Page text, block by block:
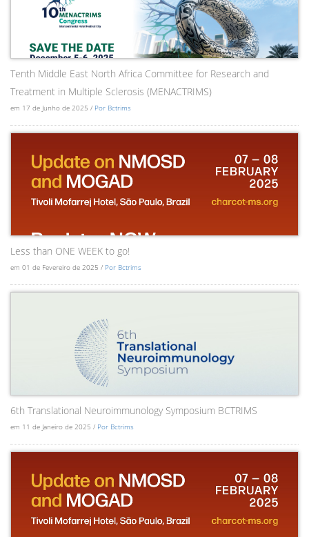
Tenth Middle East North Africa Committee for Research and
Treatment in Multiple Sclerosis (MENACTRIMS)
em 17 de Junho de 2025 / Por Bctrims
Less than ONE WEEK to go!
em 01 de Fevereiro de 2025 / Por Bctrims
6th Translational Neuroimmunology Symposium BCTRIMS
em 11 de Janeiro de 2025 / Por Bctrims